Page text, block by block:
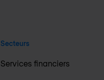
Secteurs
Services financiers